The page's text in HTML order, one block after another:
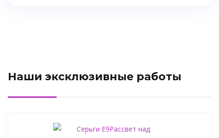
Наши эксклюзивные работы